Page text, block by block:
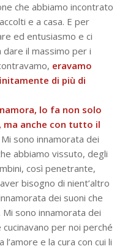
che abbiamo incontrato
e a casa. E per
ed entusiasmo e ci
il massimo per i
eravamo
di più di
lo fa non solo
ma anche con tutto il
Mi sono innamorata dei
abbiamo vissuto, degli
così penetrante,
bisogno di nient’altro
dei suoni che
sono innamorata dei
per noi perché
e la cura con cui li